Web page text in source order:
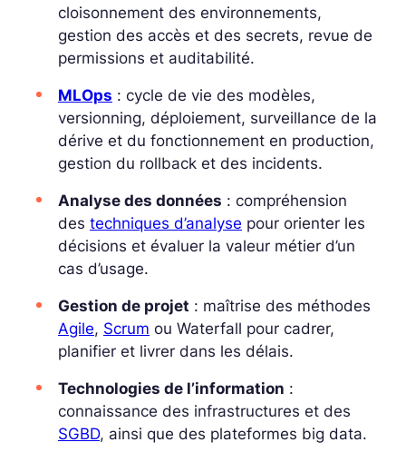
cloisonnement des environnements,
gestion des accès et des secrets, revue de
permissions et auditabilité.
MLOps : cycle de vie des modèles,
versionning, déploiement, surveillance de la
dérive et du fonctionnement en production,
gestion du rollback et des incidents.
Analyse des données : compréhension
des techniques d’analyse pour orienter les
décisions et évaluer la valeur métier d’un
cas d’usage.
Gestion de projet : maîtrise des méthodes
Agile, Scrum ou Waterfall pour cadrer,
planifier et livrer dans les délais.
Technologies de l’information :
connaissance des infrastructures et des
SGBD, ainsi que des plateformes big data.